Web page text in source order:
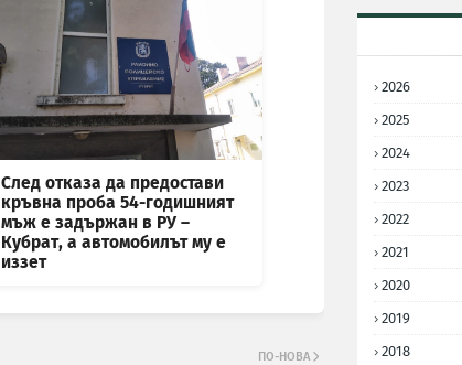
След отказа да предостави
кръвна проба 54-годишният
мъж е задържан в РУ –
Кубрат, а автомобилът му е
иззет
ПО-НОВА
2026
2025
2024
2023
2022
2021
2020
2019
2018